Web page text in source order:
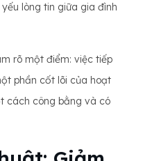
lòng tin giữa gia đình
rõ một điểm: việc tiếp
phần cốt lõi của hoạt
cách công bằng và có